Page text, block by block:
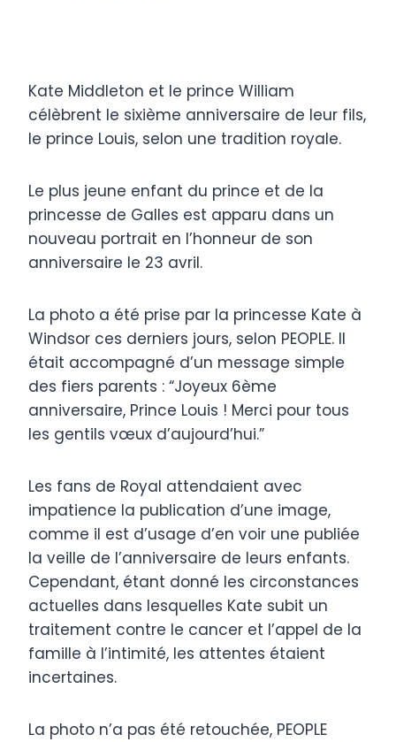
Kate Middleton et le prince William
célèbrent le sixième anniversaire de leur fils,
le prince Louis, selon une tradition royale.
Le plus jeune enfant du prince et de la
princesse de Galles est apparu dans un
nouveau portrait en l’honneur de son
anniversaire le 23 avril.
La photo a été prise par la princesse Kate à
Windsor ces derniers jours, selon PEOPLE. Il
était accompagné d’un message simple
des fiers parents : “Joyeux 6ème
anniversaire, Prince Louis ! Merci pour tous
les gentils vœux d’aujourd’hui.”
Les fans de Royal attendaient avec
impatience la publication d’une image,
comme il est d’usage d’en voir une publiée
la veille de l’anniversaire de leurs enfants.
Cependant, étant donné les circonstances
actuelles dans lesquelles Kate subit un
traitement contre le cancer et l’appel de la
famille à l’intimité, les attentes étaient
incertaines.
La photo n’a pas été retouchée, PEOPLE